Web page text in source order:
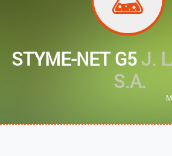
STYME-NET G5J.
S.A.